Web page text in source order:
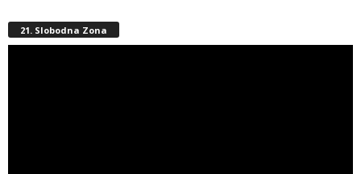
21. Slobodna Zona